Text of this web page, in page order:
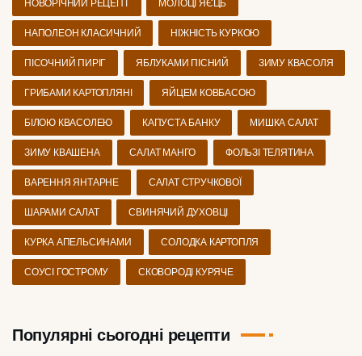
НОВОРІЧНИЙ РЕЦЕПТ МОЛОЦІ ЯЄЦЬ
НАПОЛЕОН КЛАСИЧНИЙ НІЖНІСТЬ КУРКОЮ
ПІСОЧНИЙ ПИРІГ ЯБЛУКАМИ ПІСНИЙ ЗИМУ КВАСОЛЯ
ГРИБАМИ КАРТОПЛЯНІ ЯЙЦЕМ КОВБАСОЮ
БІЛОЮ КВАСОЛЕЮ КАПУСТА БАНКУ МИШКА САЛАТ
ЗИМУ КВАШЕНА САЛАТ МАНГО ФОЛЬЗІ ТЕЛЯТИНА
ВАРЕННЯ ЯНТАРНЕ САЛАТ СТРУЧКОВОЇ
ШАРАМИ САЛАТ СВИНЯЧИЙ ДУХОВЦІ
КУРКА АПЕЛЬСИНАМИ СОЛОДКА КАРТОПЛЯ
СОУСІ ГОСТРОМУ СКОВОРОДІ КУРЯЧЕ
Популярні сьогодні рецепти